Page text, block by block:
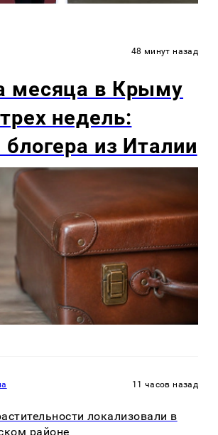
48 минут назад
месяца в Крыму
недель:
блогера из Италии
11 часов назад
локализовали в
районе